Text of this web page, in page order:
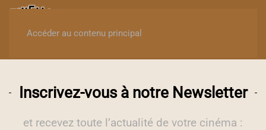
Accéder au contenu principal
Inscrivez-vous à notre Newsletter
et recevez toute l’actualité de votre cinéma :